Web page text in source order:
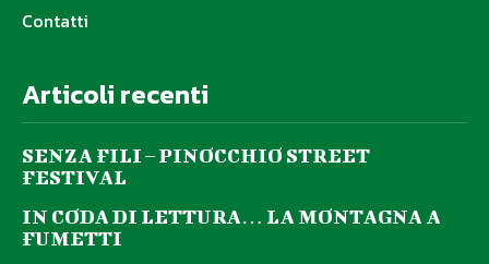
Contatti
Articoli recenti
SENZA FILI – PINOCCHIO STREET
FESTIVAL
IN CODA DI LETTURA… LA MONTAGNA A
FUMETTI